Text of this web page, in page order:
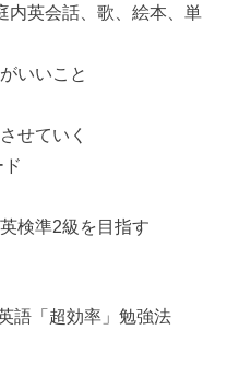
内英会話、歌、絵本、単
いいこと
せていく
検準2級を目指す
語「超効率」勉強法